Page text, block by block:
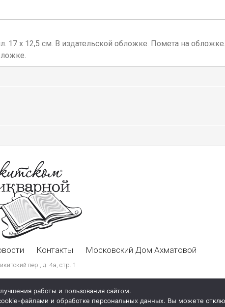
х 12,5 см. В издательской обложке. Помета на
Контакты Московский Дом Ахматовой
пер., д. 4а, стр. 1
работы и пользования сайтом.
файлами и обработке персональных данных. Вы можете